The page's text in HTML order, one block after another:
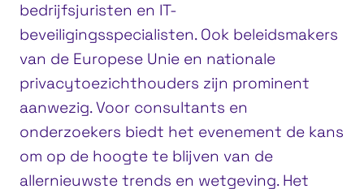
bedrijfsjuristen en IT-
beveiligingsspecialisten. Ook beleidsmakers
van de Europese Unie en nationale
privacytoezichthouders zijn prominent
aanwezig. Voor consultants en
onderzoekers biedt het evenement de kans
om op de hoogte te blijven van de
allernieuwste trends en wetgeving. Het